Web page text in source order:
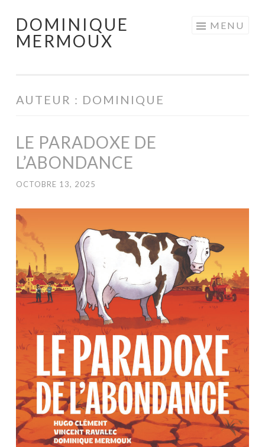
Aller
au
DOMINIQUE
MERMOUX
MENU
AUTEUR : DOMINIQUE
LE PARADOXE DE
L’ABONDANCE
OCTOBRE 13, 2025